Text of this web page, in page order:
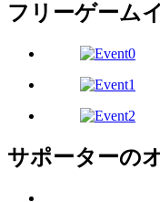
フリーゲーム
サポーターの